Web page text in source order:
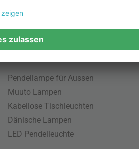
Beliebte Leuchten
Pendellampe für Aussen
Muuto Lampen
Kabellose Tischleuchten
Dänische Lampen
LED Pendelleuchte